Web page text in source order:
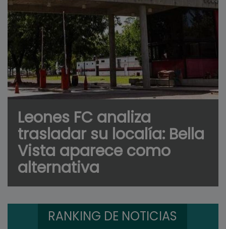
Leones FC analiza
trasladar su localía: Bella
Vista aparece como
alternativa
RANKING DE NOTICIAS